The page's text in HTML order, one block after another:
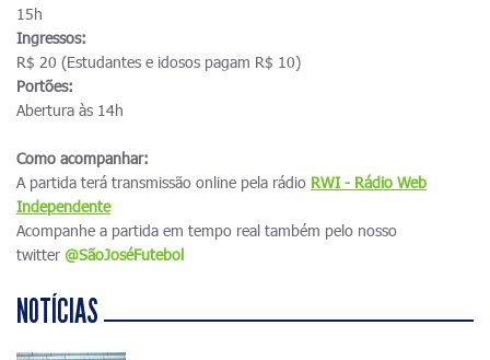
15h
Ingressos:
R$ 20 (Estudantes e idosos pagam R$ 10)
Portões:
Abertura às 14h
Como acompanhar:
A partida terá transmissão online pela rádio RWI - Rádio Web
Independente
Acompanhe a partida em tempo real também pelo nosso
twitter @SãoJoséFutebol
NOTÍCIAS